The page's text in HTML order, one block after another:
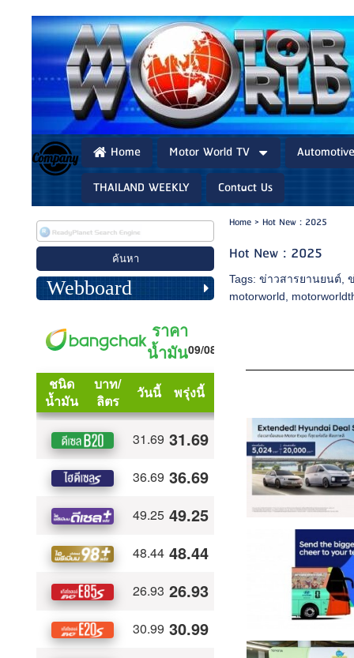
Home Motor World TV
THAILAND WEEKLY
Contact Us
Webboard
Home> Hot New : 2025
Hot New : 2025
Tags:ข่าวสารยานยนต์ ,
motorworld